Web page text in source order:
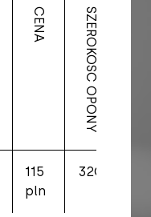
CENA SZEROKOŚĆ OPONY
115
pln
32C